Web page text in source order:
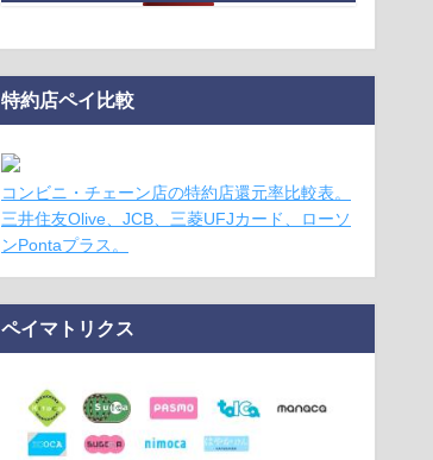
特約店ペイ比較
コンビニ・チェーン店の特約店還元率比較表。
三井住友Olive、JCB、三菱UFJカード、ローソ
ンPontaプラス。
ペイマトリクス